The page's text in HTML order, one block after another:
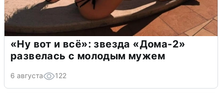
«Ну вот и всё»: звезда «Дома-2»
развелась с молодым мужем
6 августа 122